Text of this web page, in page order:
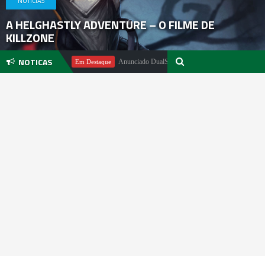
A HELGHASTLY ADVENTURE – O FILME DE
KILLZONE
NOTICAS
Pachter Em Destaque Anunciado DualSense The Last of Us Limited Edition